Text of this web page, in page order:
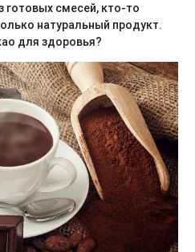
готовых смесей, кто-то
натуральный продукт.
для здоровья?